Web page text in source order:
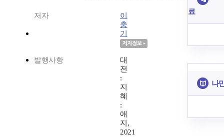
저자
이
충
기
발행사항
대
전
:
지
혜
:
애
지,
2021
료
나